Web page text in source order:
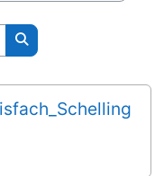
Пошук курсів